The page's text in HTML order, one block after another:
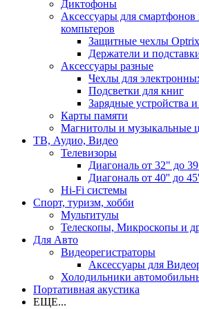
Диктофоны
Аксессуары для
компьтеров
Защитные чехлы Optrix
Держатели и
Аксессуары разные
Чехлы для
Подсветки для книг
Зарядные устройства
Карты памяти
Магнитолы и музыкальные
ТВ, Аудио, Видео
Телевизоры
Диагональ от 32" до
Диагональ от 40'' до
Hi-Fi системы
Спорт, туризм, хобби
Мультитулы
Телескопы, Микроскопы и
Для Авто
Видеорегистраторы
Аксессуары для
Холодильники
Портативная акустика
ЕЩЕ...